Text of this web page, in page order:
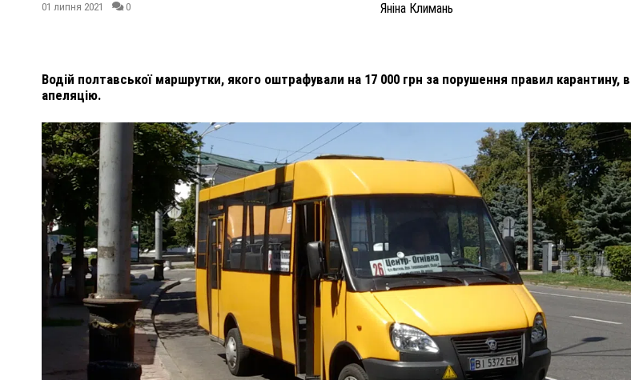
01 липня 2021 0 Яніна Климань
Водій полтавської маршрутки, якого оштрафували на 17 000 грн за порушення правил карантину,
апеляцію.
ПОЛІЦІЯ ПОЛТАВЩИНИ РОЗШУКУЄ 62-РІЧНУ
ЛЮДМИЛУ ТИМЧЕНКО
0
ВНАСЛІДОК ПОРАНЕНЬ, ОТРИМАНИХ
ПОМЕР ВОЇН ЮРІЙ ВОЙТИК
25 листопада 2025 0